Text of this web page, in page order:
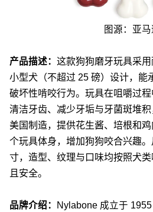
图源：亚马
产品描述： 这款狗狗磨牙玩具采
小型犬（不超过 25 磅）设计，能
破坏性啃咬行为。玩具在咀嚼过
清洁牙齿、减少牙垢与牙菌斑堆
美国制造，提供花生酱、培根和
个玩具体身，增加狗狗咬合兴趣
寸，造型、纹理与口味均按照犬
且安全。
品牌介绍：
Nylabone 成立于